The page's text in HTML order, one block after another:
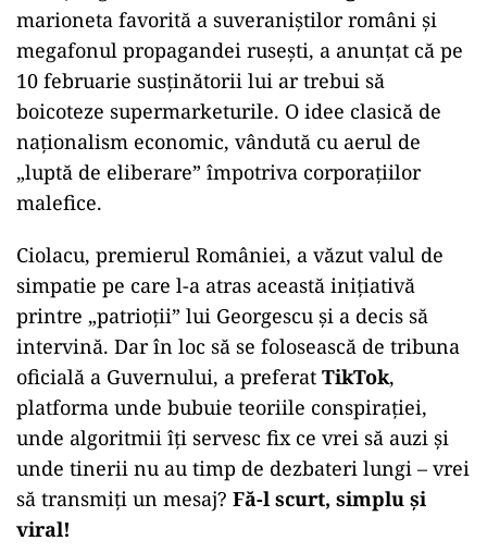
marioneta favorită a suveraniștilor români și
megafonul propagandei rusești, a anunțat că pe
10 februarie susținătorii lui ar trebui să
boicoteze supermarketurile. O idee clasică de
naționalism economic, vândută cu aerul de
„luptă de eliberare” împotriva corporațiilor
malefice.
Ciolacu, premierul României, a văzut valul de
simpatie pe care l-a atras această inițiativă
printre „patrioții” lui Georgescu și a decis să
intervină. Dar în loc să se folosească de tribuna
oficială a Guvernului, a preferat TikTok,
platforma unde bubuie teoriile conspirației,
unde algoritmii îți servesc fix ce vrei să auzi și
unde tinerii nu au timp de dezbateri lungi – vrei
să transmiți un mesaj? Fă-l scurt, simplu și
viral!